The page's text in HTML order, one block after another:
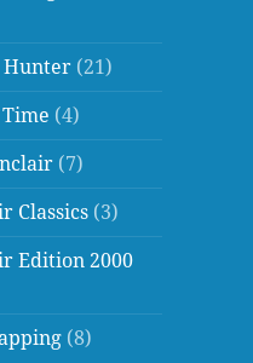
Hunter (21)
(4)
(7)
Classics (3)
Edition 2000
(8)